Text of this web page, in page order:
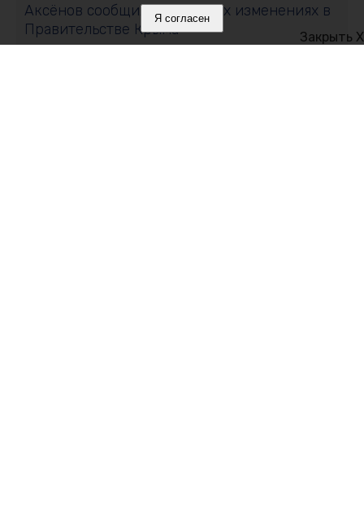
Аксёнов сообщил о кадровых изменениях в
Правительстве Крыма
Закрыть X
Я согласен